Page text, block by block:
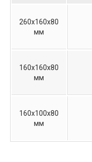
260х160х80
мм
160х160х80
мм
160х100х80
мм